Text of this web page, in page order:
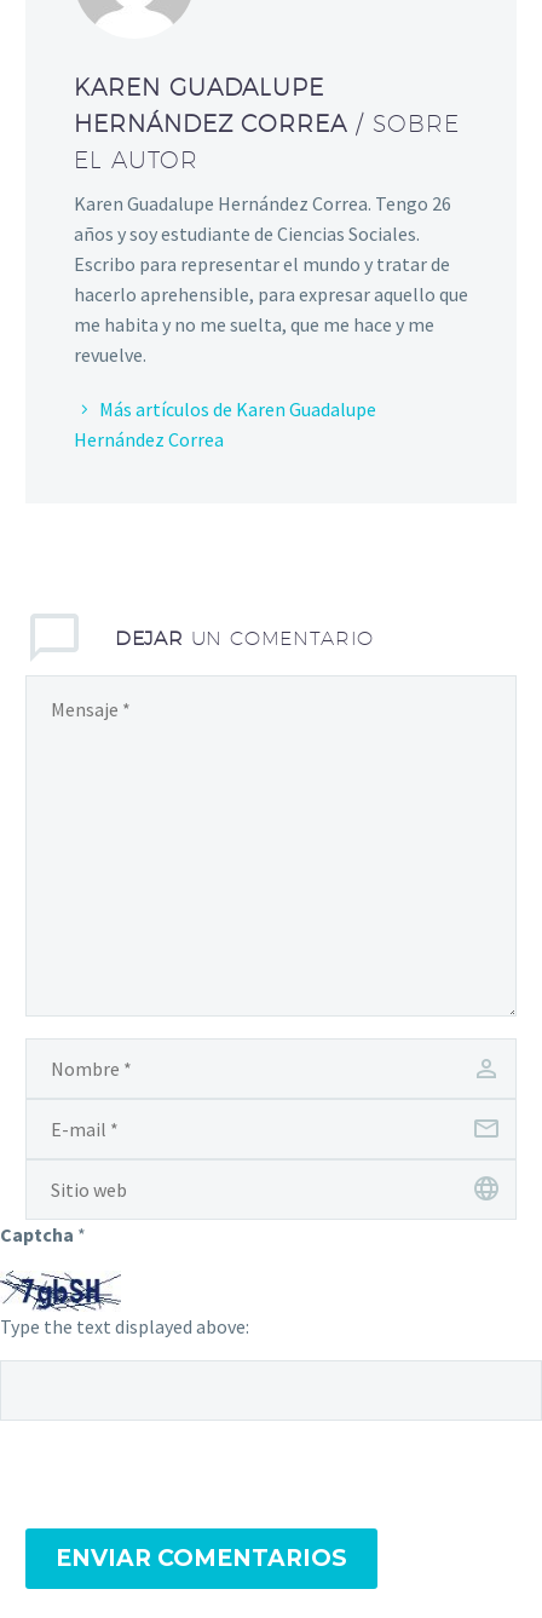
KAREN GUADALUPE
HERNÁNDEZ CORREA / SOBRE
EL AUTOR
Karen Guadalupe Hernández Correa. Tengo 26
años y soy estudiante de Ciencias Sociales.
Escribo para representar el mundo y tratar de
hacerlo aprehensible, para expresar aquello que
me habita y no me suelta, que me hace y me
revuelve.
Más artículos de Karen Guadalupe
Hernández Correa
DEJAR UN COMENTARIO
Captcha *
Type the text displayed above:
ENVIAR COMENTARIOS